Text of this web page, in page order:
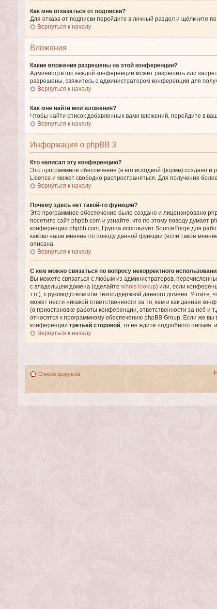
Как мне отказаться от подписки?
Для отказа от подписки перейдите в личный раздел и щёлкните
Вернуться к началу
Вложения
Какие вложения разрешены на этой конференции?
Администратор каждой конференции может разрешить или
разрешены, свяжитесь с администратором конференции для
Вернуться к началу
Как мне найти мои вложения?
Чтобы найти список добавленных вами вложений, перейдите в
Вернуться к началу
Информация о phpBB 3
Кто написал эту конференцию?
Это программное обеспечение (в его исходной форме) создано и
Licence и может свободно распространяться. Для получения
Вернуться к началу
Почему здесь нет такой-то функции?
Это программное обеспечение было создано и лицензировано
посетите сайт phpbb.com и узнайте, что по этому поводу думает
конференции phpbb.com, Группа использует SourceForge для
каково наше мнение по поводу данной функции (если такое
описана.
Вернуться к началу
С кем можно связаться по вопросу некорректного
Вы можете связаться с любым из администраторов,
с владельцем домена (сделайте whois lookup) или, если
т.п.), с руководством или техподдержкой данного домена. Учтите,
может нести никакой ответственности за то, кем и как данная
(о приостановке работы конференции, ответственности за неё и
относятся к программному обеспечению phpBB Group. Если же
конференции третьей стороной , то не ждите подробного
Вернуться к началу
Список форумов